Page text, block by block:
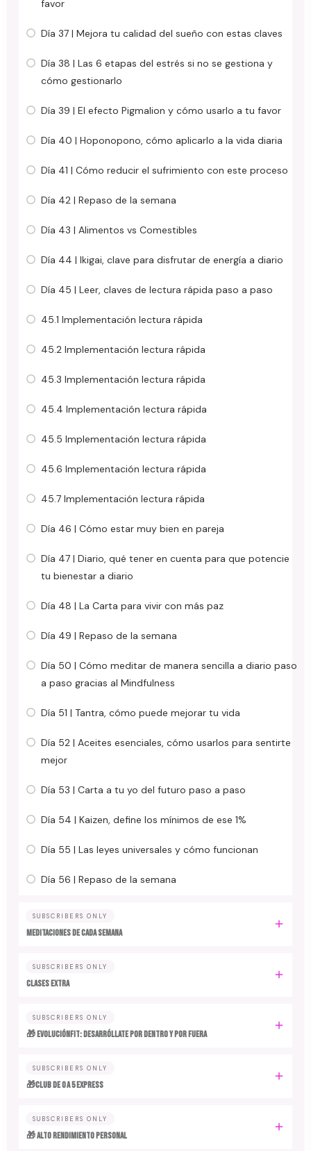
favor
Día 37 | Mejora tu calidad del sueño con estas claves
Día 38 | Las 6 etapas del estrés si no se gestiona y
cómo gestionarlo
Día 39 | El efecto Pigmalion y cómo usarlo a tu favor
Día 40 | Hoponopono, cómo aplicarlo a la vida diaria
Día 41 | Cómo reducir el sufrimiento con este proceso
Día 42 | Repaso de la semana
Día 43 | Alimentos vs Comestibles
Día 44 | Ikigai, clave para disfrutar de energía a diario
Día 45 | Leer, claves de lectura rápida paso a paso
45.1 Implementación lectura rápida
45.2 Implementación lectura rápida
45.3 Implementación lectura rápida
45.4 Implementación lectura rápida
45.5 Implementación lectura rápida
45.6 Implementación lectura rápida
45.7 Implementación lectura rápida
Día 46 | Cómo estar muy bien en pareja
Día 47 | Diario, qué tener en cuenta para que potencie
tu bienestar a diario
Día 48 | La Carta para vivir con más paz
Día 49 | Repaso de la semana
Día 50 | Cómo meditar de manera sencilla a diario paso
a paso gracias al Mindfulness
Día 51 | Tantra, cómo puede mejorar tu vida
Día 52 | Aceites esenciales, cómo usarlos para sentirte
mejor
Día 53 | Carta a tu yo del futuro paso a paso
Día 54 | Kaizen, define los mínimos de ese 1%
Día 55 | Las leyes universales y cómo funcionan
Día 56 | Repaso de la semana
SUBSCRIBERS ONLY
MEDITACIONES DE CADA SEMANA
SUBSCRIBERS ONLY
CLASES EXTRA
SUBSCRIBERS ONLY
🎁 EvoluciónFit: desarróllate por dentro y por fuera
SUBSCRIBERS ONLY
🎁Club de 0 a 5 EXPRESS
SUBSCRIBERS ONLY
🎁 ALTO RENDIMIENTO PERSONAL